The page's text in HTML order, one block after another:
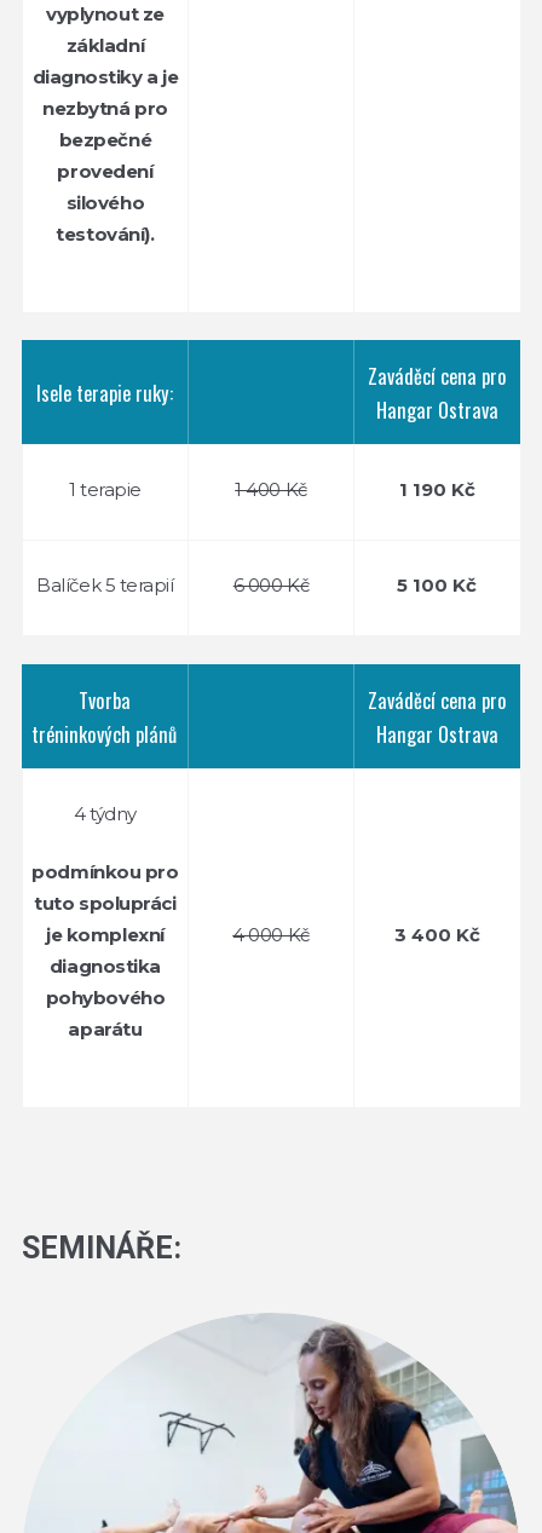
vyplynout ze
základní
diagnostiky a je
nezbytná pro
bezpečné
provedení
silového
testování).
Isele terapie ruky:
Zaváděcí cena pro
Hangar Ostrava
1 terapie 1 400 Kč 1 190 Kč
Balíček 5 terapií 6 000 Kč 5 100 Kč
Tvorba
tréninkových plánů
Zaváděcí cena pro
Hangar Ostrava
4 týdny
podmínkou pro
tuto spolupráci
je komplexní
diagnostika
pohybového
aparátu
4 000 Kč 3 400 Kč
SEMINÁŘE: